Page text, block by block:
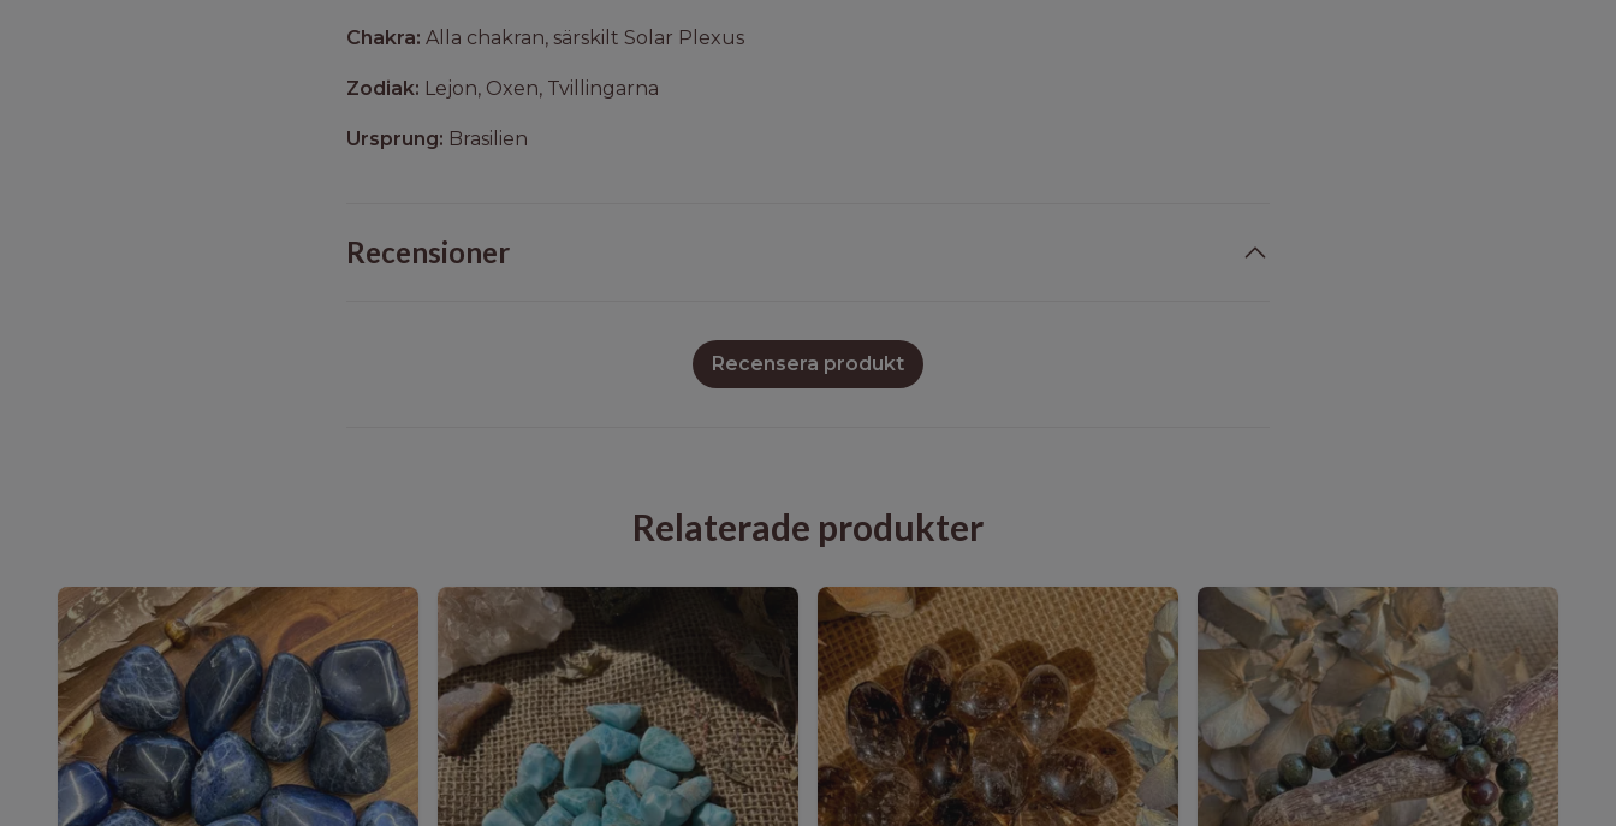
Chakra: Alla chakran, särskilt Solar Plexus
Zodiak: Lejon, Oxen, Tvillingarna
Ursprung: Brasilien
Recensioner
Recensera produkt
Relaterade produkter